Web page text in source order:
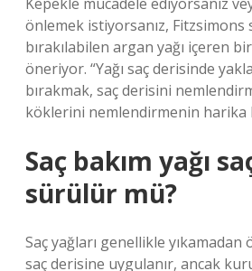
önlemek istiyorsanız, Fitzsimons
bırakılabilen argan yağı içeren
öneriyor. “Yağı saç derisinde
bırakmak, saç derisini
köklerini nemlendirmenin harika
Saç bakım yağı
sürülür mü?
Saç yağları genellikle yıkamadan
saç derisine uygulanır, ancak